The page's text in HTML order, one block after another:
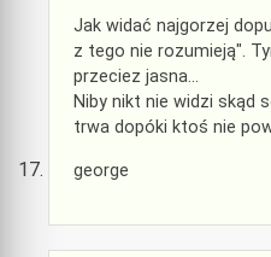
Jak widać najgorzej
z tego nie rozumieją".
przeciez jasna…
Niby nikt nie widzi skąd
trwa dopóki ktoś nie
george